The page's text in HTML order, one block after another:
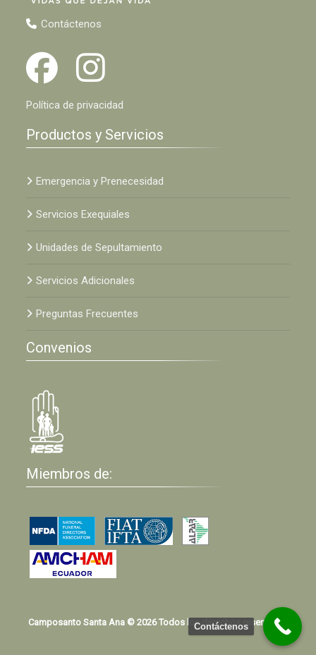
Contáctenos
Política de privacidad
Productos y Servicios
Emergencia y Prenecesidad
Servicios Exequiales
Unidades de Sepultamiento
Servicios Adicionales
Preguntas Frecuentes
Convenios
Miembros de:
Camposanto Santa Ana © 2026 Todos los derechos reservados
Contáctenos